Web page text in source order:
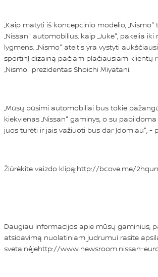
„Kaip matyti iš koncepcinio modelio,
„Nissan" automobilius, kaip „Juke", pakelia
lygmens. „Nismo" ateitis yra vystyti
sportinį dizainą pačiam plačiausiam klientų
„Nismo" prezidentas Shoichi Miyatani.
„Mūsų būsimi automobiliai bus tokie
kiekvienas „Nissan" gaminys, o su papildoma
juos turėti ir jais važiuoti bus dar įdomiau", -
Žiūrėkite vaizdo klipą:http://bcove.me/
Daugiau informacijos apie mūsų gaminius,
atsidavimą nuolatiniam judrumui rasite
svetainėjehttp://www.newsroom.nissan-